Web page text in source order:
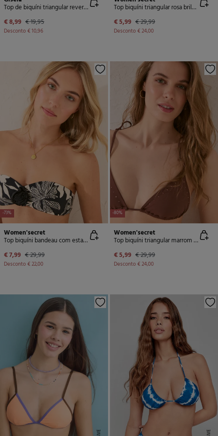
Top de biquíni triangular reversível estampado
€ 8,99 € 19,95
Desconto€ 10,96
Top biquíni triangular rosa brilhante
€ 5,99 € 29,99
Desconto€ 24,00
-73%
Women'secret
Top biquíni bandeau com estampado floral
€ 7,99 € 29,99
Desconto€ 22,00
-80%
Women'secret
Top biquíni triangular marrom com strass brilhantes
€ 5,99 € 29,99
Desconto€ 24,00